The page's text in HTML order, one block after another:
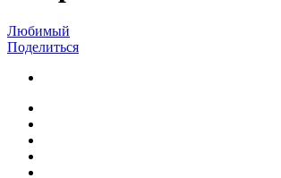
Любимый
Поделиться